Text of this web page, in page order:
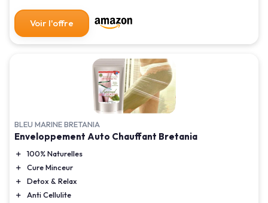
Voir l'offre
BLEU MARINE BRETANIA
Enveloppement Auto Chauffant Bretania
＋
100% Naturelles
＋
Cure Minceur
＋
Detox & Relax
＋
Anti Cellulite